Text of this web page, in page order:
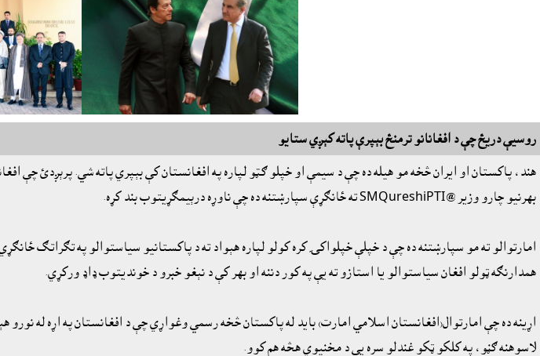
روسيې دريځ چې د افغانانو ترمنځ بېپرې پاته کېږي ستايو
بهرنيو چارو وزير @SMQureshiPTI ته ځانګړې سپارښتنه ده چې ناوړه درېيمګړيتوب بند کړه.
امارتوالو ته مو سپارښتنه ده چې د خپلې خپلواکۍ کره کولو لپاره هېواد ته د پاکستانيو سياستوالو په تګراتګ
همدارنګه ټولو افغان سياستوالو يا استازو ته يې په کور دننه او بهر کې د نېغو خبرو د خونديتوب ډاډ ورکړي.
اړينه ده چې امارتوال(افغانستان اسلامي امارت) بايد له پاکستان څخه رسمي وغواړي چې د افغانستان په اړه له
لاسوهنه ګڼو، په کلکو ټکو غندلو سره يې د مخنيوي هڅه هم کوو.